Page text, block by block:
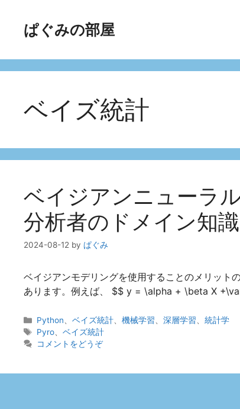
ぱぐみの部屋
ベイズ統計
ベイジアンニューラ
分析者のドメイン知
2024-08-12 by ぱぐみ
ベイジアンモデリングを使用することのメリット
あります。例えば、 $$ y = \alpha + \beta X
カ
テ
ゴ
Python ベイズ統計、 機械学習 深層学習
統計学
タ
グ
Pyro、 ベイズ統計
コメントをどうぞ